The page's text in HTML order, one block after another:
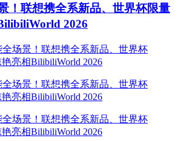
！联想携全系新品、世界杯限量
2026